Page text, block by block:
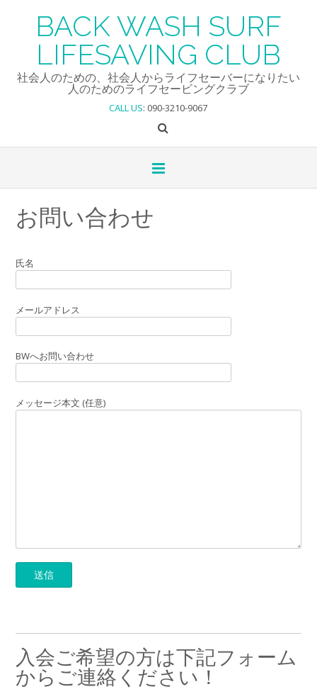
BACK WASH SURF
LIFESAVING CLUB
社会人のための、社会人からライフセーバーになりたい
人のためのライフセービングクラブ
CALL US: 090-3210-9067
お問い合わせ
氏名
メールアドレス
BWへお問い合わせ
メッセージ本文 (任意)
入会ご希望の方は下記フォーム
からご連絡ください！